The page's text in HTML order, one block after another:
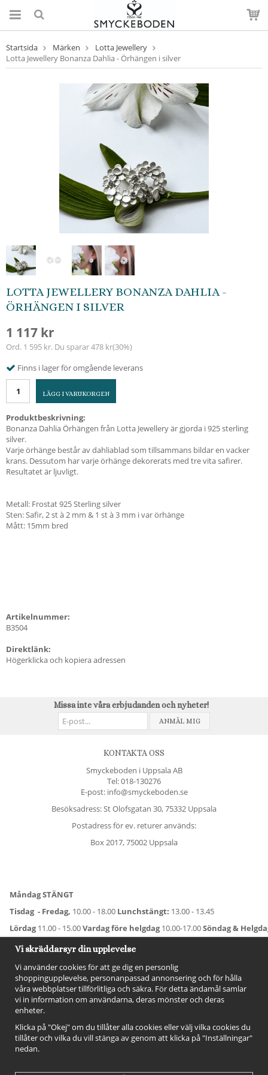
Startsida Märken
Lotta Jewellery
Lotta Jewellery Bonanza Dahlia - Örhängen i silver
LOTTA JEWELLERY BONANZA DAHLIA -
ÖRHÄNGEN I SILVER
1 117 kr
Ord. 1 595 kr. Du sparar478 kr(30%)
Finns i lager för omgående leverans
LÄGG I VARUKORGEN
Produktbeskrivning:
Bonanza Dahlia Örhängen från Lotta Jewellery är gjorda i 925 sterling
silver.
Varje örhänge består av dahliablad som tillsammans bildar en vacker
krans. Dessutom har varje örhänge dekorerats med tre vita safirer.
Resultatet är ljuvligt.
Metall: Frostat 925 Sterling silver
Sten: Safir, 2 st à 2 mm & 1 st à 3 mm i var örhänge
Mått: 15mm bred
Artikelnummer:
B3504
Direktlänk:
Högerklicka och kopiera adressen
Missa inte våra erbjudanden och nyheter!
ANMÄL MIG
KONTAKTA OSS
Smyckeboden i Uppsala AB
Tel:018-130276
E-post: info@smyckeboden.se
Besöksadress: St Olofsgatan 30, 75332 Uppsala
Postadress för ev. returer används:
Box 2017, 75002 Uppsala
Måndag STÄNGT
Tisdag - Fredag, 10.00 - 18.00 Lunchstängt: 13.00 - 13.45
Lördag11.00 - 15.00Vardag före helgdag10.00-17.00Söndag &
För avvikande öppettider:
Titta här
Vi skräddarsyr din upplevelse
Vi använder cookies för att ge dig en personlig
shoppingupplevelse, personanpassad annonsering och för hålla
våra webbplatser tillförlitliga och säkra. För detta ändamål samlar
vi in information om användarna, deras mönster och deras
enheter.
Klicka på "Okej" om du tillåter alla cookies eller välj vilka cookies du
tillåter och vilka du vill stänga av genom att klicka på "Inställningar"
nedan.